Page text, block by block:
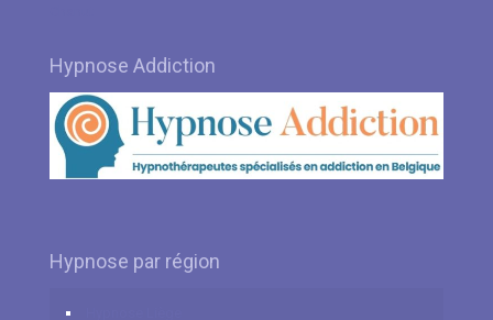
Hypnose Addiction
Hypnose par région